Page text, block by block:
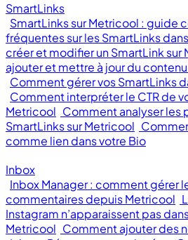
SmartLinks
SmartLinks sur Metricool : guide
fréquentes sur les SmartLinks
créer et modifier un SmartLink sur
ajouter et mettre à jour du
Comment gérer vos SmartLinks
Comment interpréter le CTR de
Metricool Comment analyser les
SmartLinks sur Metricool
comme lien dans votre Bio
Inbox
Inbox Manager : comment gérer
commentaires depuis Metricool
Instagram n’apparaissent pas
Metricool Comment ajouter des